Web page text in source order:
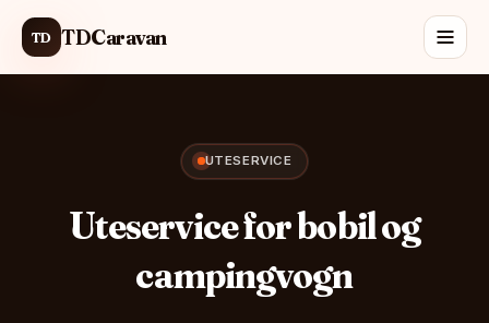
TD TDCaravan
UTESERVICE
Uteservice for bobil og
campingvogn